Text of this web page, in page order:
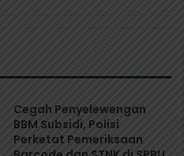
Cegah Penyelewengan
BBM Subsidi, Polisi
Perketat Pemeriksaan